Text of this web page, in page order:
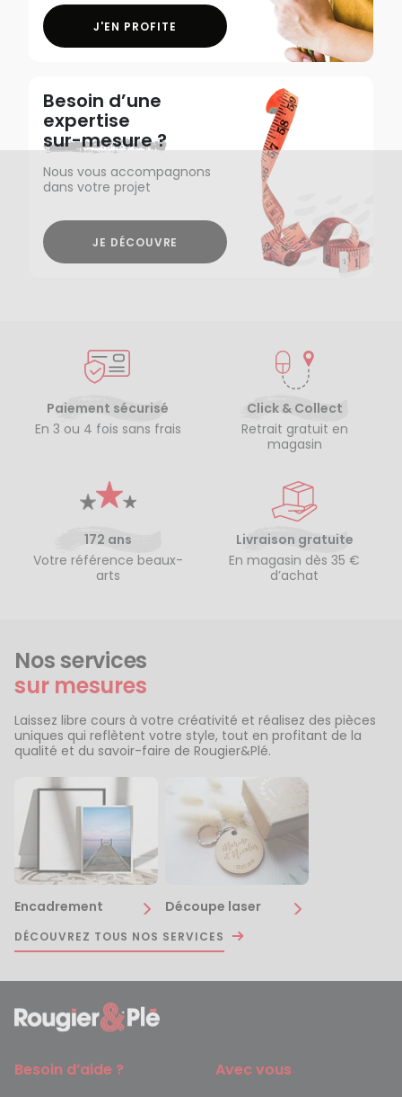
J'EN PROFITE
Besoin d’une
expertise
sur-mesure ?
Nous vous accompagnons
dans votre projet
JE DÉCOUVRE
Paiement sécurisé
En 3 ou 4 fois sans frais
Click & Collect
Retrait gratuit en
magasin
172 ans
Votre référence beaux-
arts
Livraison gratuite
En magasin dès 35 €
d’achat
Nos services
sur mesures
Laissez libre cours à votre créativité et réalisez des pièces
uniques qui reflètent votre style, tout en profitant de la
qualité et du savoir-faire de Rougier&Plé.
Encadrement Découpe laser
DÉCOUVREZ TOUS NOS SERVICES
Besoin d’aide ? Avec vous